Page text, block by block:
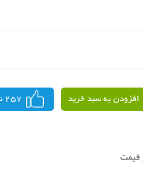
افزودن به سبد خرید 257 نفر
قیمت